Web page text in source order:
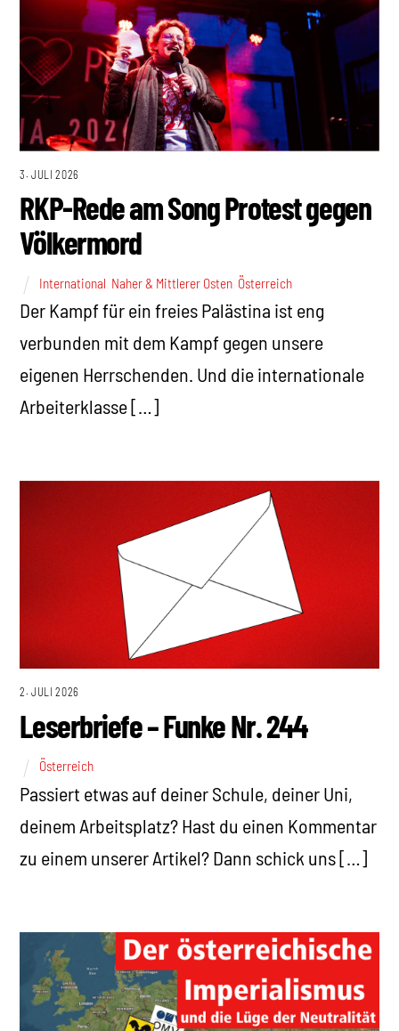
3. JULI 2026
RKP-Rede am Song Protest gegen
Völkermord
International Naher & Mittlerer Osten Österreich
Der Kampf für ein freies Palästina ist eng
verbunden mit dem Kampf gegen unsere
eigenen Herrschenden. Und die internationale
Arbeiterklasse […]
2. JULI 2026
Leserbriefe – Funke Nr. 244
Österreich
Passiert etwas auf deiner Schule, deiner Uni,
deinem Arbeitsplatz? Hast du einen Kommentar
zu einem unserer Artikel? Dann schick uns […]